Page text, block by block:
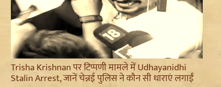
Trisha Krishnan पर टिप्पणी मामले में Udhayanidhi
Stalin Arrest, जानें चेन्नई पुलिस ने कौन सी धाराएं लगाईं